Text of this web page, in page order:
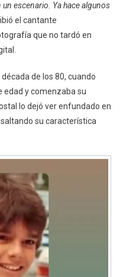
escenario. Ya hace algunos
el cantante
que no tardó en
de los 80, cuando
edad y comenzaba su
lo dejó ver enfundado en
su característica